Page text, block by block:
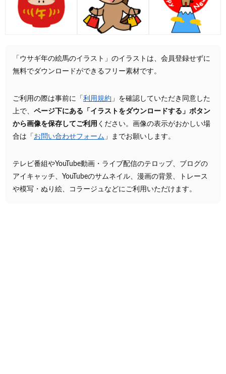
「ウサギ年の絵馬のイラスト」のイラストは、会員登録せずに
無料でダウンロードができるフリー素材です。
ご利用の際は事前に「 利用規約 」を確認していただき同意した
上で、 ページ下にある「イラストをダウンロードする」ボタン
から画像を保存してご利用 ください。画像の表示がおかしい場
合は「 お問い合わせフォーム 」までお願いします。
テレビ番組やYouTube動画・ライブ配信のテロップ、ブログの
アイキャッチ、YouTubeのサムネイル、漫画の背景、トレース
や模写・ぬり絵、コラージュなどにご利用いただけます。